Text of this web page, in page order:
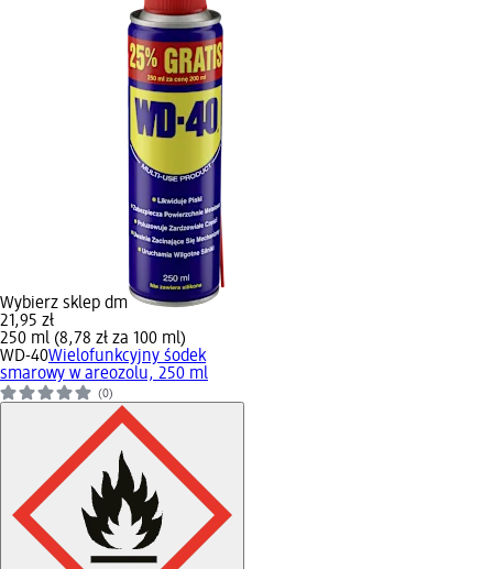
Wybierz sklep dm
21,95 zł
250 ml (8,78 zł za 100 ml)
WD-40Wielofunkcyjny śodek
smarowy w areozolu, 250 ml
(0)